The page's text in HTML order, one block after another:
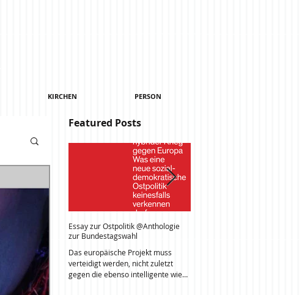
KIRCHEN PERSON
Featured Posts
Essay zur Ostpolitik @Anthologie
zur Bundestagswahl
Das europäische Projekt muss
verteidigt werden, nicht zuletzt
gegen die ebenso intelligente wie